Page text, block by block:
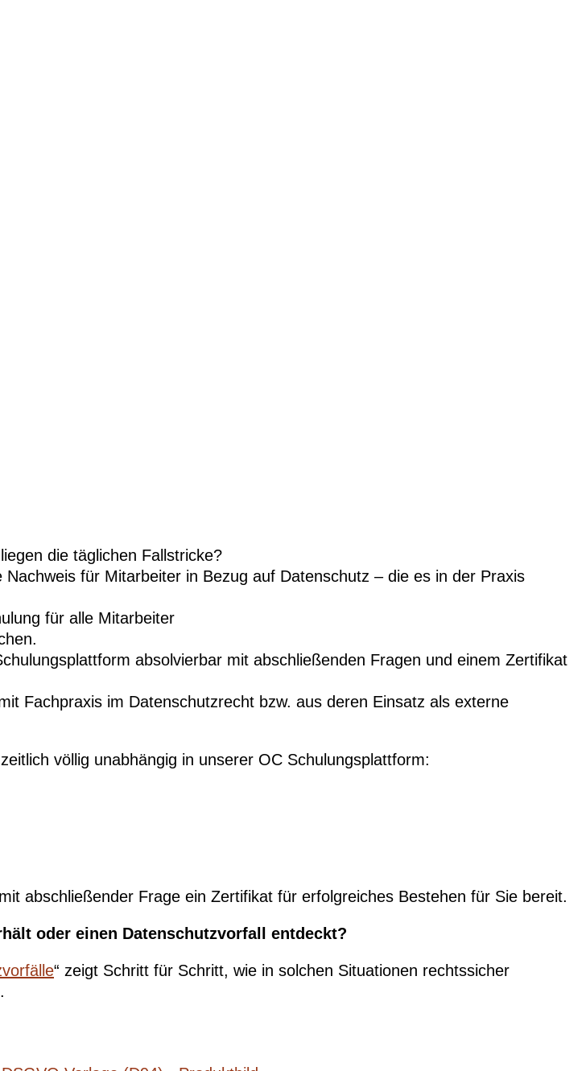
die täglichen Fallstricke?
für Mitarbeiter in Bezug auf Datenschutz – die es in der Praxis
für alle Mitarbeiter
absolvierbar mit abschließenden Fragen und einem Zertifikat
Fachpraxis im Datenschutzrecht bzw. aus deren Einsatz als externe
völlig unabhängig in unserer OC Schulungsplattform:
abschließender Frage ein Zertifikat für erfolgreiches Bestehen für Sie bereit.
oder einen Datenschutzvorfall entdeckt?
“ zeigt Schritt für Schritt, wie in solchen Situationen rechtssicher